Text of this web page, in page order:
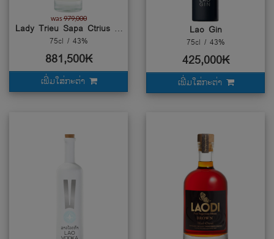
was979,000
Lady Trieu Sapa Ctrius Tea
75cl / 43%
881,500₭
ເພີ່ມໃສ່ກະຕ່າ
Lao Gin
75cl / 43%
425,000₭
ເພີ່ມໃສ່ກະຕ່າ